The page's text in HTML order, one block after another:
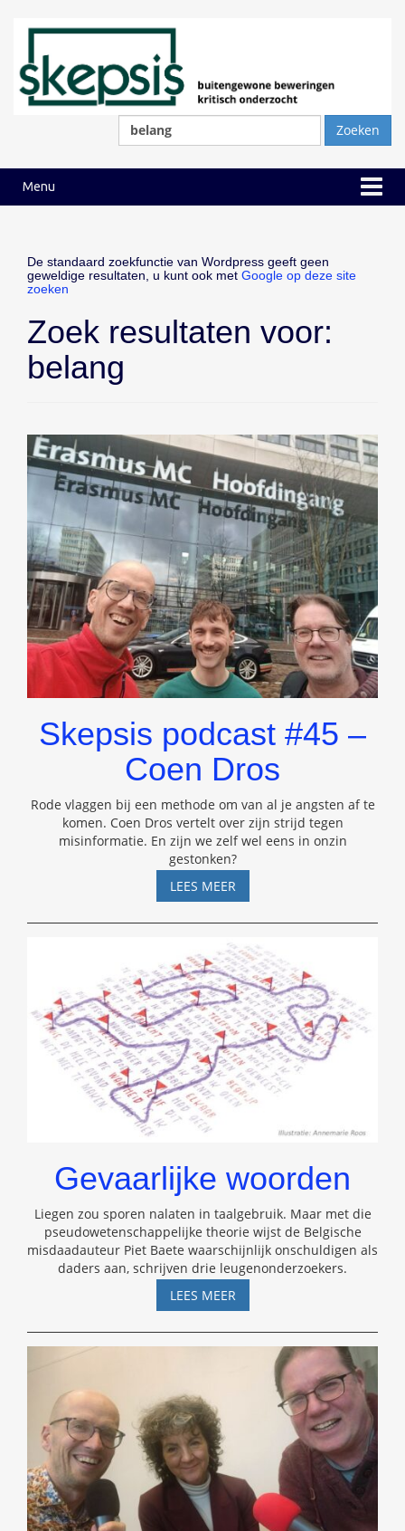
Zoeken
naar:
Menu
De standaard zoekfunctie van Wordpress geeft geen
geweldige resultaten, u kunt ook met Google op deze site
zoeken
Zoek resultaten voor:
belang
Skepsis podcast #45 –
Coen Dros
Rode vlaggen bij een methode om van al je angsten af te
komen. Coen Dros vertelt over zijn strijd tegen
misinformatie. En zijn we zelf wel eens in onzin
gestonken?
LEES MEERSKEPSIS
PODCAST
#45
COEN
DROS
Gevaarlijke woorden
Liegen zou sporen nalaten in taalgebruik. Maar met die
pseudowetenschappelijke theorie wijst de Belgische
misdaadauteur Piet Baete waarschijnlijk onschuldigen als
daders aan, schrijven drie leugenonderzoekers.
LEES MEERGEVAARLIJKE
WOORDEN